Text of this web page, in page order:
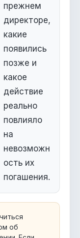
прежнем
директоре,
какие
появились
позже и
какое
действие
реально
повлияло
на
невозможн
ость их
погашения.
об